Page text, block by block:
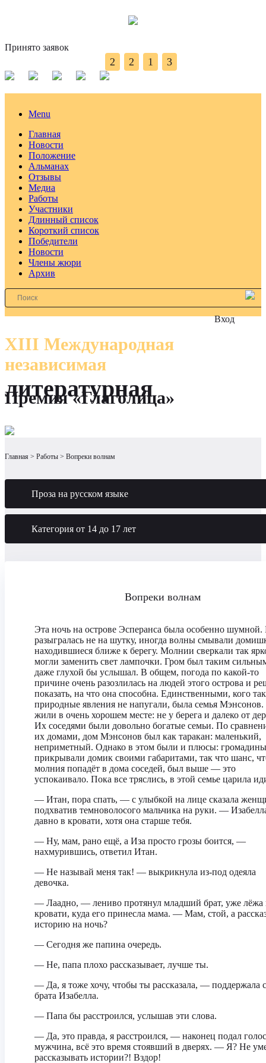
Принято заявок
2 2 1 3
Menu
Главная
Новости
Положение
Альманах
Отзывы
Медиа
Работы
Участники
Длинный список
Короткий список
Победители
Новости
Члены жюри
Архив
Вход
XIII Международная
независимая
литературная
Премия «Глаголица»
Главная Работы Вопреки волнам
Проза на русском языке
Категория от 14 до 17 лет
Вопреки волнам
Эта ночь на острове Эсперанса была особенно шумной.
разыгралась не на шутку, иногда волны смывали
находившиеся ближе к берегу. Молнии сверкали так
могли заменить свет лампочки. Гром был таким
даже глухой бы услышал. В общем, погода по какой-то
причине очень разозлилась на людей этого острова и
показать, на что она способна. Единственными, кого
природные явления не напугали, была семья
жили в очень хорошем месте: не у берега и далеко от
Их соседями были довольно богатые семьи. По
их домами, дом Мэнсонов был как таракан: маленький,
неприметный. Однако в этом были и плюсы: громадины
прикрывали домик своими габаритами, так что шанс,
молния попадёт в дома соседей, был выше — это
успокаивало. Пока все тряслись, в этой семье царила
— Итан, пора спать, — с улыбкой на лице сказала
подхватив темноволосого мальчика на руки. —
давно в кровати, хотя она старше тебя.
— Ну, мам, рано ещё, а Иза просто грозы боится, —
нахмурившись, ответил Итан.
— Не называй меня так! — выкрикнула из-под одеяла
девочка.
— Лаадно, — лениво протянул младший брат, уже лёжа
кровати, куда его принесла мама. — Мам, стой, а
историю на ночь?
— Сегодня же папина очередь.
— Не, папа плохо рассказывает, лучше ты.
— Да, я тоже хочу, чтобы ты рассказала, — поддержала
брата Изабелла.
— Папа бы расстроился, услышав эти слова.
— Да, это правда, я расстроился, — наконец подал голос
мужчина, всё это время стоявший в дверях. — Я? Не
рассказывать истории?! Вздор!